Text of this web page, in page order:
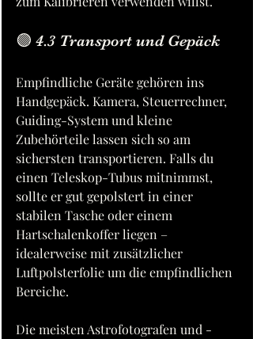
🟣 4.3 Transport und Gepäck
Empfindliche Geräte gehören ins
Handgepäck. Kamera, Steuerrechner,
Guiding-System und kleine
Zubehörteile lassen sich so am
sichersten transportieren. Falls du
einen Teleskop-Tubus mitnimmst,
sollte er gut gepolstert in einer
stabilen Tasche oder einem
Hartschalenkoffer liegen –
idealerweise mit zusätzlicher
Luftpolsterfolie um die empfindlichen
Bereiche.
Die meisten Astrofotografen und -